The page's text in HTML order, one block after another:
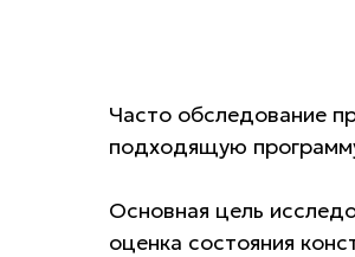
Часто обследование
подходящую
Основная цель
оценка состояния